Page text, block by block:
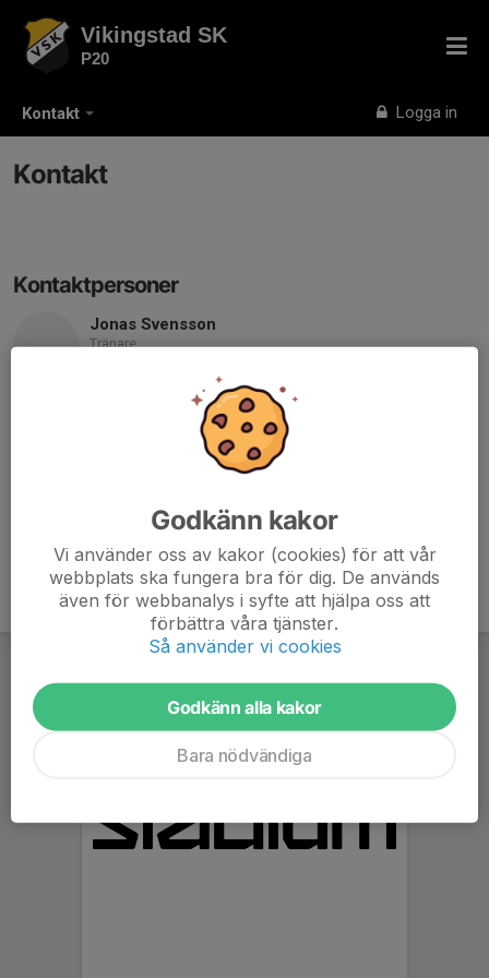
Kontakt Logga in
Vikingstad SK
P20
Kontakt
Kontaktpersoner
Jonas Svensson
Tränare
storjonte@hotmail.com
Godkänn kakor
Vi använder oss av kakor (cookies) för att vår
webbplats ska fungera bra för dig. De används
även för webbanalys i syfte att hjälpa oss att
förbättra våra tjänster.
Så använder vi cookies
Godkänn alla kakor
Bara nödvändiga